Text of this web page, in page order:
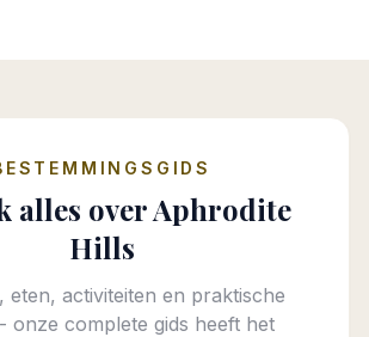
alles over Aphrodite
Hills
eten, activiteiten en praktische
onze complete gids heeft het